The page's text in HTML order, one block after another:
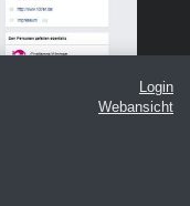
Login
Webansicht